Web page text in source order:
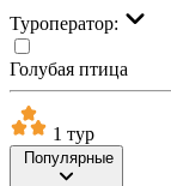
Туроператор:
Голубая птица
1 тур
Популярные